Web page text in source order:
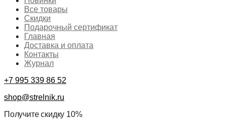
Все товары
Скидки
Подарочный сертификат
Главная
Доставка и оплата
Контакты
Журнал
+7 995 339 86 52
shop@strelnik.ru
Получите скидку 10%